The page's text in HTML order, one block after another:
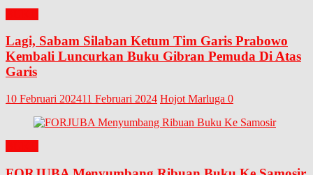
Lagi, Sabam Silaban Ketum Tim Garis Prabowo
Kembali Luncurkan Buku Gibran Pemuda Di Atas
Garis
10 Februari 202411 Februari 2024 Hojot Marluga 0